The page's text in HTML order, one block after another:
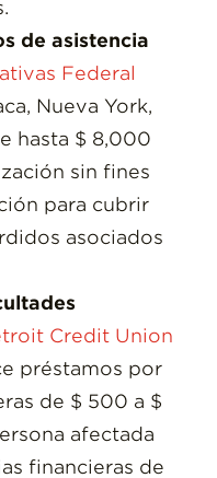
de asistencia
Federal
Nueva York,
hasta $ 8,000
sin fines
para cubrir
asociados
Credit Union
préstamos por
de $ 500 a $
afectada
financieras de